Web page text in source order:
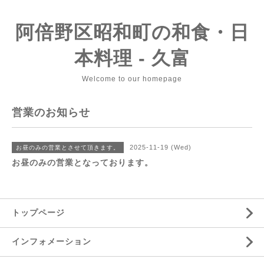
阿倍野区昭和町の和食・日
本料理 - 久富
Welcome to our homepage
営業のお知らせ
お昼のみの営業とさせて頂きます。 2025-11-19 (Wed)
お昼のみの営業となっております。
トップページ
インフォメーション